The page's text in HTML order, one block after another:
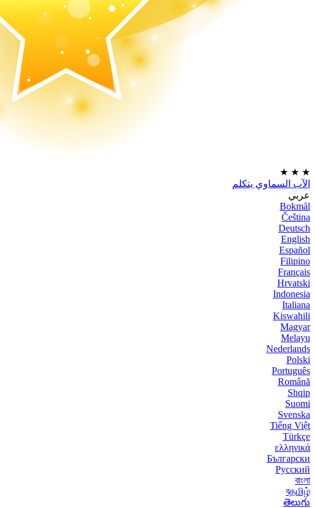
★
★
★
الآب السماوي يتكلم
عربي
Bokmål
Čeština
Deutsch
English
Español
Filipino
Français
Hrvatski
Indonesia
Italiana
Kiswahili
Magyar
Melayu
Nederlands
Polski
Português
Română
Shqip
Suomi
Svenska
Tiếng Việt
Türkçe
ελληνικά
Български
Русский
বাংলা
বதமிழ்
తెలుగు